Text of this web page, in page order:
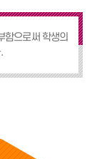
함으로써 학생의